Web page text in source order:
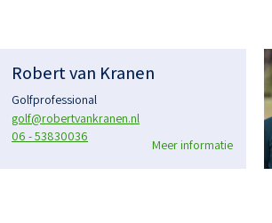
Robert van Kranen
Golfprofessional
golf@robertvankranen.nl
06 - 53830036
Meer informatie